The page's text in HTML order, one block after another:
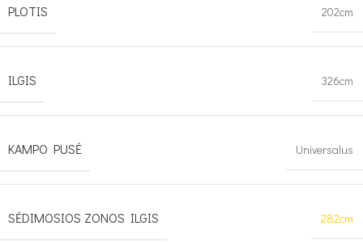
PLOTIS 202cm
ILGIS 326cm
KAMPO PUSĖ Universalus
SĖDIMOSIOS ZONOS ILGIS 282cm